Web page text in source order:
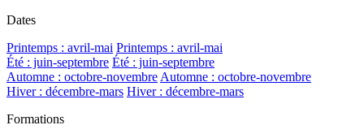
Dates
Printemps : avril-mai Printemps : avril-mai
Été : juin-septembre Été : juin-septembre
Automne : octobre-novembre Automne : octobre-novembre
Hiver : décembre-mars Hiver : décembre-mars
Formations